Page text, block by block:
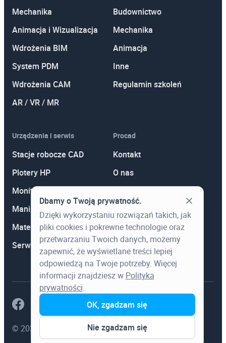
Mechanika
Animacja i Wizualizacja
Wdrożenia BIM
System PDM
Wdrożenia CAM
AR / VR / MR
Budownictwo
Mechanika
Animacja
Inne
Regulamin szkoleń
Urządzenia i serwis
Stacje robocze CAD
Plotery HP
Monitory
Manipulatory 3D
Materiały eksploatacyjne
Serwis
Procad
Kontakt
O nas
Promocje
Aktualności
Wiedza
© 2023 Procad. Wszystkie prawa zastrzeżone.
Dbamy o Twoją prywatność.
Dzięki wykorzystaniu rozwiązań takich, jak
pliki cookies i pokrewne technologie oraz
przetwarzaniu Twoich danych, możemy
zapewnić, że wyświetlane treści lepiej
odpowiedzą na Twoje potrzeby. Więcej
informacji znajdziesz w Polityka
prywatności.
Nie zgadzam się
OK, zgadzam się
Autodesk Simulation
Autodesk Vault
Autodesk Vault Professional
CorelDRAW! Stopień II
Design Accelerator w Autodesk Inventor
Druk 3D
Drukowanie w programie AutoCAD
Egzamin AutoCAD
Google SketchUp
iLogic w Autodesk Inventor
Microsoft Excel Stopień I
Microsoft Excel Stopień II